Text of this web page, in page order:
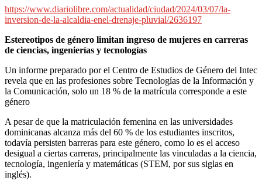
https://www.diariolibre.com/actualidad/ciudad/2024/03/07/la-
inversion-de-la-alcaldia-enel-drenaje-pluvial/2636197
Estereotipos de género limitan ingreso de mujeres en carreras
de ciencias, ingenierías y tecnologías
Un informe preparado por el Centro de Estudios de Género del Intec
revela que en las profesiones sobre Tecnologías de la Información y
la Comunicación, solo un 18 % de la matrícula corresponde a este
género
A pesar de que la matriculación femenina en las universidades
dominicanas alcanza más del 60 % de los estudiantes inscritos,
todavía persisten barreras para este género, como lo es el acceso
desigual a ciertas carreras, principalmente las vinculadas a la ciencia,
tecnología, ingeniería y matemáticas (STEM, por sus siglas en
inglés).